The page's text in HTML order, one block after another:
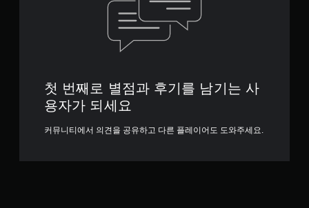
첫 번째로 별점과 후기를 남기는 사
용자가 되세요
커뮤니티에서 의견을 공유하고 다른 플레이어도 도와주세요.